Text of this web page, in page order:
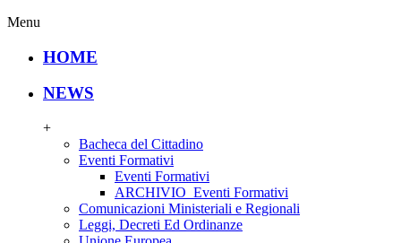
Menu
HOME
NEWS
+
Bacheca del Cittadino
Eventi Formativi
Eventi Formativi
ARCHIVIO_Eventi Formativi
Comunicazioni Ministeriali e Regionali
Leggi, Decreti Ed Ordinanze